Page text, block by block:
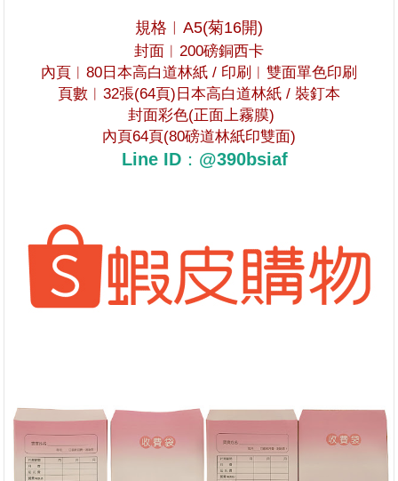
規格︱ A5(菊16開)
封面︱ 200磅銅西卡
內頁︱80日本高白道林紙 / 印刷︱雙面單色印刷
頁數︱32張(64頁)日本高白道林紙 / 裝釘本
封面彩色(正面上霧膜)
內頁64頁(80磅道林紙印雙面)
Line ID：@390bsiaf